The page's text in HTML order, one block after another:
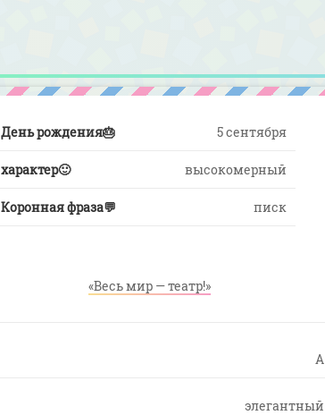
День рождения🎂 5 сентября
характер🙂 высокомерный
Коронная фраза💬 писк
«Весь мир — театр!»
A
элегантный